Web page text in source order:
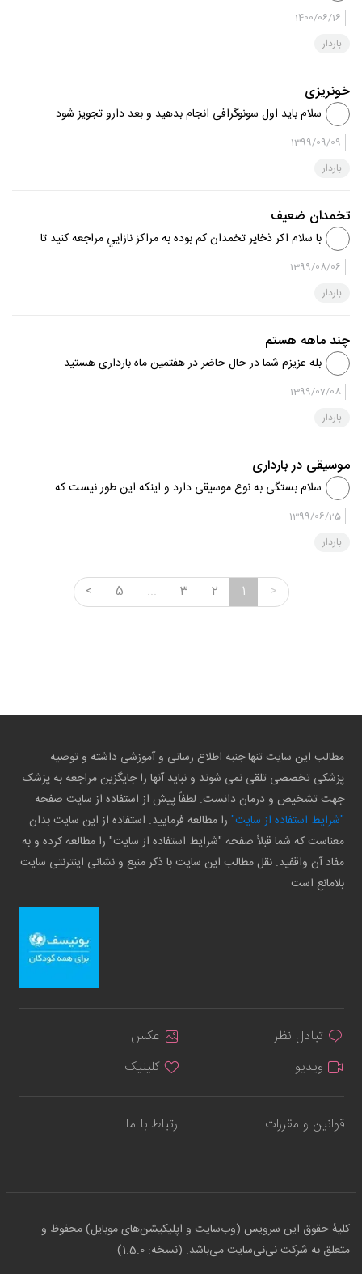
می توانید برای بارداری اقدام کنید موفق باشید
1400/06/16
باردار
خونریزی
سلام باید اول سونوگرافی انجام بدهید و بعد دارو تجویز شود
موفق باشید
1399/09/09
باردار
تخمدان ضعیف
با سلام اكر ذخاير تخمدان كم بوده به مراكز نازايي مراجعه كنيد تا
زودتر جواب بگيريد
1399/08/06
باردار
چند ماهه هستم
بله عزیزم شما در حال حاضر در هفتمین ماه بارداری هستید
1399/07/08
باردار
موسیقی در بارداری
سلام بستگی به نوع موسیقی دارد و اینکه این طور نیست که
حتما با موسیقی واکنش نشان دهد شنیدن صوت قرآن به جنین
1399/06/25
باردار
>
1
2
3
...
5
<
مطالب این سایت تنها جنبه اطلاع رسانی و آموزشی داشته و توصیه
پزشکی تخصصی تلقی نمی شوند و نباید آنها را جایگزین مراجعه به پزشک
جهت تشخیص و درمان دانست. لطفاً پیش از استفاده از سایت صفحه
"شرایط استفاده از سایت" را مطالعه فرمایید. استفاده از این سایت بدان
معناست که شما قبلاً صفحه "شرایط استفاده از سایت" را مطالعه کرده و به
مفاد آن واقفید. نقل مطالب این سایت با ذکر منبع و نشانی اینترنتی سایت
بلامانع است
تبادل نظر
عکس
ویدیو
کلینیک
قوانین و مقررات ارتباط با ما
کلیهٔ حقوق این سرویس (وب‌سایت و اپلیکیشن‌های موبایل) محفوظ و
متعلق به شرکت نی‌نی‌سایت می‌باشد. (نسخه: 1.5.0)